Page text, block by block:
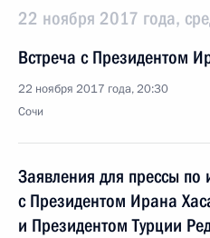
22 ноября 2017 года,
Встреча с Президентом
22 ноября 2017 года, 20:30
Сочи
Заявления для прессы по
с Президентом Ирана
и Президентом Турции